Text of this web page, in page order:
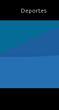
Deportes